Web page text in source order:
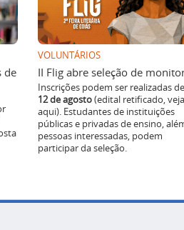
de
VOLUNTÁRIOS
II Flig abre seleção de
Inscrições podem ser realizadas
12 de agosto(edital retificado, veja
aqui). Estudantes de instituições
públicas e privadas de ensino,
pessoas interessadas, podem
participar da seleção.